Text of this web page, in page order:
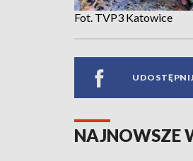
Fot. TVP3 Katowice
NAJNOWSZE